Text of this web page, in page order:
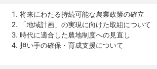
将来にわたる持続可能な農業政策の確立
「地域計画」の実現に向けた取組について
時代に適合した農地制度への見直し
担い手の確保・育成支援について